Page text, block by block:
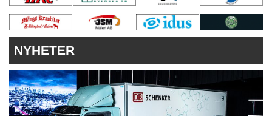
VÅRA ANDRA MAGASIN
PRENUMERERA
ANNONSERA
NYHETER